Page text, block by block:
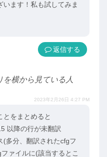
います！私も試してみま
返信
を横から見ている人
2023年2月26日 4:27 PM
とをまとめると
以降の行が未翻訳
(多分、翻訳されたcfgフ
ァイルに(該当するとこ